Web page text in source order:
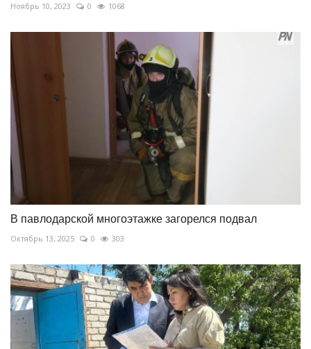
Ноябрь 10, 2023 0 1068
В павлодарской многоэтажке загорелся подвал
Октябрь 13, 2025 0 303